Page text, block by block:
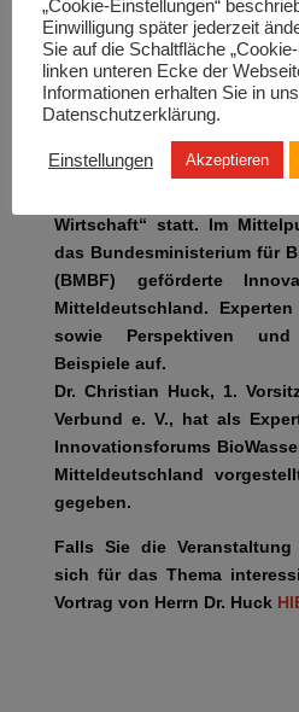
Dr. Christian Huck, Foto:
Am 26. August fand das
Energiegespräch/
+ BioKonversion
„Biokonversion in
Wirtschaft“ statt. Im
das Bundesministerium für
(BMBF) geförderte
Mitteldeutschland.
sowie Perspektiven
Beispiele auf.
Dr. Christian Huck, 1.
Verbund e. V., hat als
Innovationsforums
Mitteldeutschland
gegeben.
Falls Sie die
sich für das Thema
Vortrag von Herrn Dr. Huck
„Cookie-Einstellungen“
Einwilligung später jederzeit
Sie auf die Schaltfläche
linken unteren Ecke der
Informationen erhalten Sie in
Datenschutzerklärung.
Einstellungen Akzeptieren